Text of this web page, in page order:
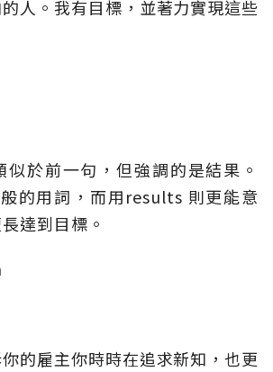
人。我有目標，並著力實現這些
似於前一句，但強調的是結果。
的用詞，而用results 則更能意
達到目標。
的雇主你時時在追求新知，也更